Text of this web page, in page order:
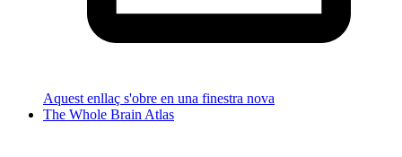
Aquest enllaç s'obre en una finestra nova
The Whole Brain Atlas